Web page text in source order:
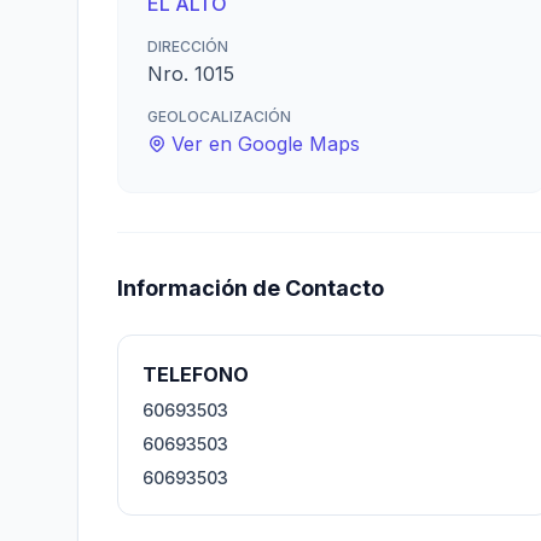
DIRECCIÓN
Nro. 1015
GEOLOCALIZACIÓN
Ver en Google Maps
Información de Contacto
TELEFONO
60693503
60693503
60693503